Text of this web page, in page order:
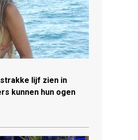
lijf zien in
kunnen hun ogen